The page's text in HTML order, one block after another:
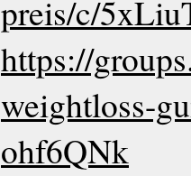
preis/c/
https://
weightloss-
ohf6QNk